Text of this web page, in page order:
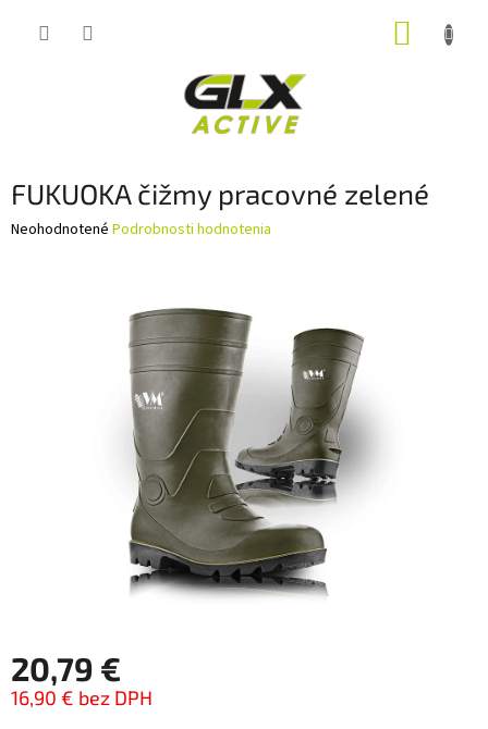
FUKUOKA čižmy pracovné zelené
Priemerné
Neohodnotené Podrobnosti hodnotenia
20,79 €
16,90 € bez DPH